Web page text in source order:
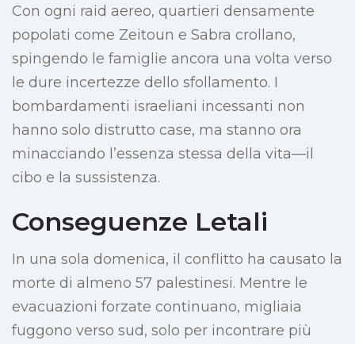
Con ogni raid aereo, quartieri densamente
popolati come Zeitoun e Sabra crollano,
spingendo le famiglie ancora una volta verso
le dure incertezze dello sfollamento. I
bombardamenti israeliani incessanti non
hanno solo distrutto case, ma stanno ora
minacciando l’essenza stessa della vita—il
cibo e la sussistenza.
Conseguenze Letali
In una sola domenica, il conflitto ha causato la
morte di almeno 57 palestinesi. Mentre le
evacuazioni forzate continuano, migliaia
fuggono verso sud, solo per incontrare più